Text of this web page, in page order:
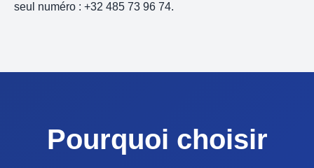
seul numéro : +32 485 73 96 74.
Pourquoi choisir